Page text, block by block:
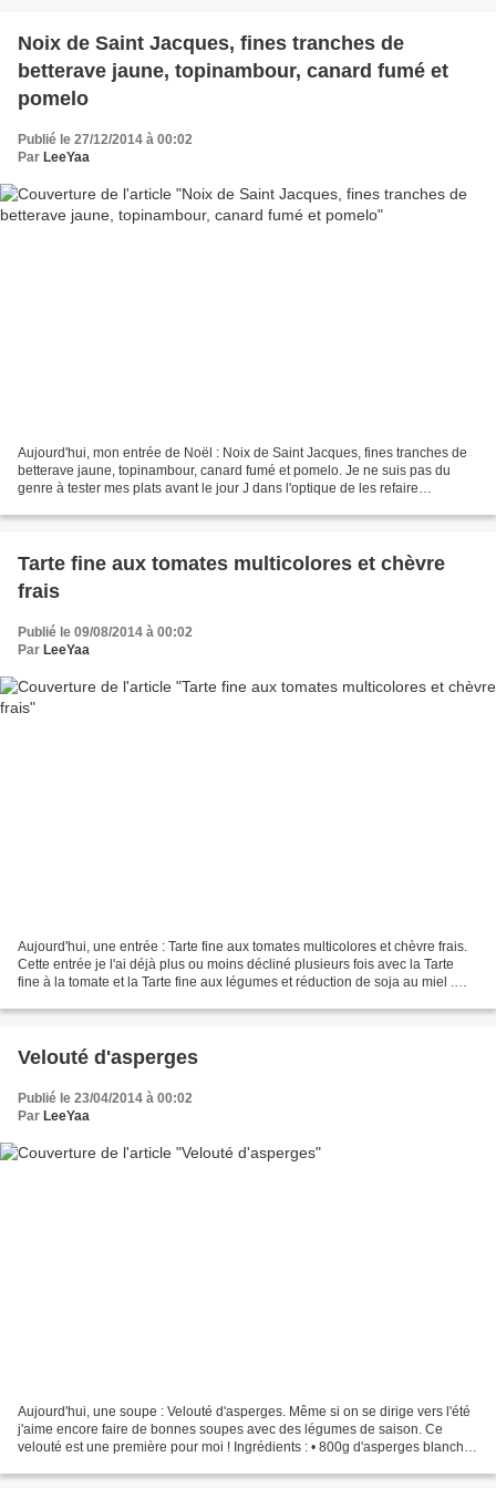
Noix de Saint Jacques, fines tranches de
betterave jaune, topinambour, canard fumé et
pomelo
Publié le 27/12/2014 à 00:02
Par LeeYaa
Aujourd'hui, mon entrée de Noël : Noix de Saint Jacques, fines tranches de
betterave jaune, topinambour, canard fumé et pomelo. Je ne suis pas du
genre à tester mes plats avant le jour J dans l'optique de les refaire
Tarte fine aux tomates multicolores et chèvre
frais
Publié le 09/08/2014 à 00:02
Par LeeYaa
Aujourd'hui, une entrée : Tarte fine aux tomates multicolores et chèvre frais.
Cette entrée je l'ai déjà plus ou moins décliné plusieurs fois avec la Tarte
fine à la tomate et la Tarte fine aux légumes et réduction de soja au miel .
Velouté d'asperges
Publié le 23/04/2014 à 00:02
Par LeeYaa
Aujourd'hui, une soupe : Velouté d'asperges. Même si on se dirige vers l'été
j'aime encore faire de bonnes soupes avec des légumes de saison. Ce
velouté est une première pour moi ! Ingrédients : • 800g d'asperges blanches